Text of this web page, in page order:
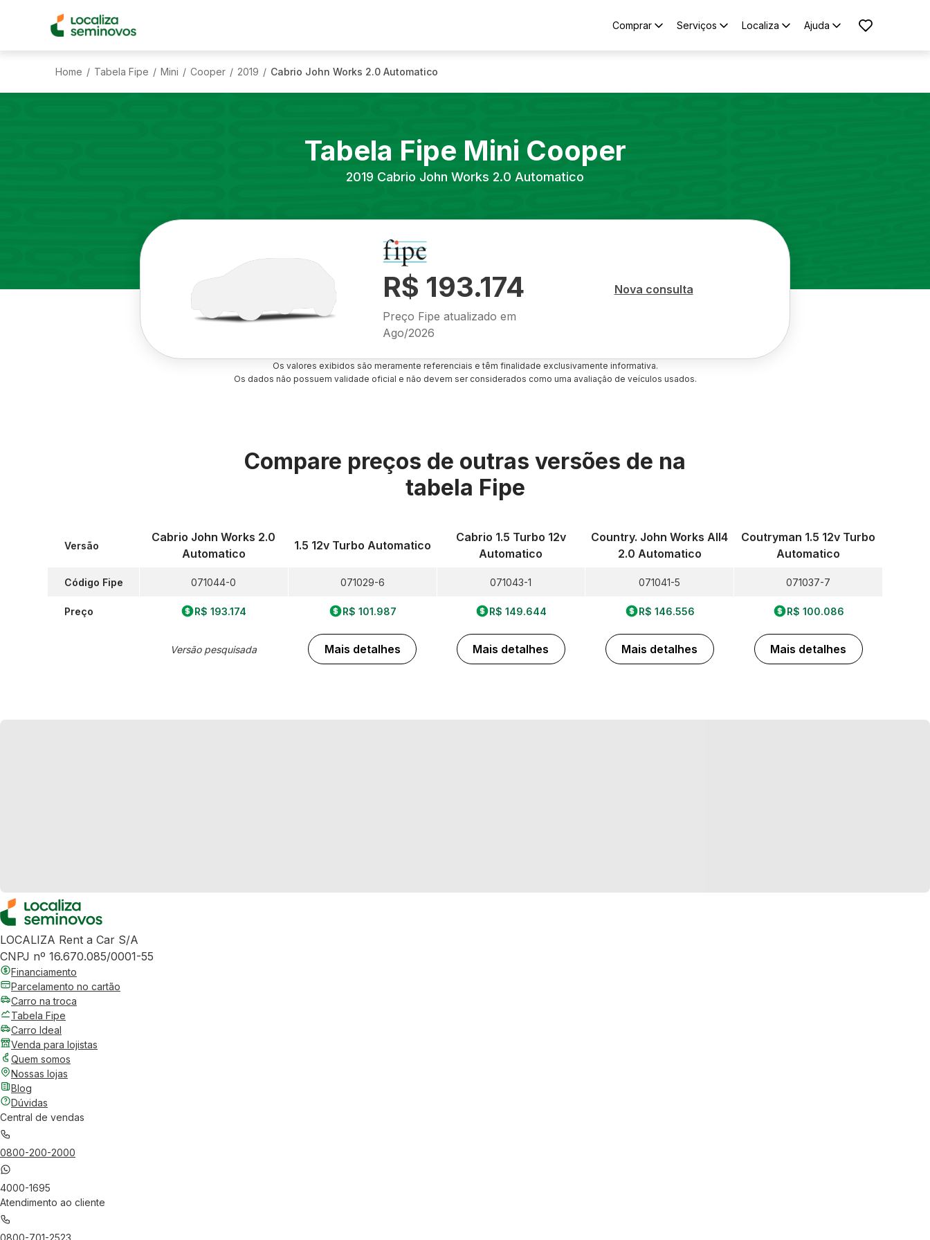
Comprar Serviços Localiza Ajuda
Home / Tabela Fipe / Mini / Cooper / 2019 / Cabrio John Works 2.0 Automatico
Tabela Fipe Mini Cooper
2019 Cabrio John Works 2.0 Automatico
R$ 193.174
Preço Fipe atualizado em
Ago/2026
Nova consulta
Os valores exibidos são meramente referenciais e têm finalidade exclusivamente informativa.
Os dados não possuem validade oficial e não devem ser considerados como uma avaliação de veículos usados.
Compare preços de outras versões de na
tabela Fipe
Versão
Código Fipe
Preço
Cabrio John Works 2.0
Automatico
071044-0
R$ 193.174
Versão pesquisada
1.5 12v Turbo Automatico
071029-6
R$ 101.987
Mais detalhes
Cabrio 1.5 Turbo 12v
Automatico
071043-1
R$ 149.644
Mais detalhes
Country. John Works All4
2.0 Automatico
071041-5
R$ 146.556
Mais detalhes
Coutryman 1.5 12v Turbo
Automatico
071037-7
R$ 100.086
Mais detalhes
LOCALIZA Rent a Car S/A
CNPJ nº 16.670.085/0001-55
Financiamento
Parcelamento no cartão
Carro na troca
Tabela Fipe
Carro Ideal
Venda para lojistas
Quem somos
Nossas lojas
Blog
Dúvidas
Central de vendas
0800-200-2000
4000-1695
Atendimento ao cliente
0800-701-2523